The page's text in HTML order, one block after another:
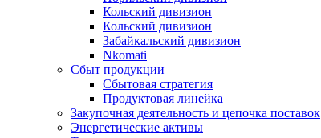
Кольский дивизион
Кольский дивизион
Забайкальский дивизион
Nkomati
Сбыт продукции
Сбытовая стратегия
Продуктовая линейка
Закупочная деятельность и цепочка поставок
Энергетические активы